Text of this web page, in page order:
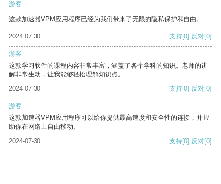
游客
这款加速器VPM应用程序已经为我们带来了无限的隐私保护和自由。
2024-07-30 支持[0] 反对[0]
游客
这款学习软件的课程内容非常丰富，涵盖了各个学科的知识。老师的讲
解非常生动，让我能够轻松理解知识点。
2024-07-30
支持[0] 反对[0]
游客
这款加速器VPM应用程序可以给你提供最高速度和安全性的连接，并帮
助你在网络上自由移动。
2024-07-30
支持[0] 反对[0]